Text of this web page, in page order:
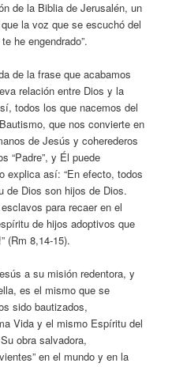
de la Biblia de Jerusalén, un
la voz que se escuchó del
he engendrado”.
de la frase que acabamos
relación entre Dios y la
todos los que nacemos del
que nos convierte en
de Jesús y coherederos
“Padre”, y Él puede
explica así: “En efecto, todos
de Dios son hijos de Dios.
para recaer en el
de hijos adoptivos que
(Rm 8,14-15).
a su misión redentora, y
es el mismo que se
sido bautizados,
Vida y el mismo Espíritu del
obra salvadora,
en el mundo y en la